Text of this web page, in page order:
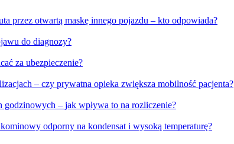
przez otwartą maskę innego pojazdu – kto odpowiada?
do diagnozy?
za ubezpieczenie?
– czy prywatna opieka zwiększa mobilność pacjenta?
– jak wpływa to na rozliczenie?
odporny na kondensat i wysoką temperaturę?